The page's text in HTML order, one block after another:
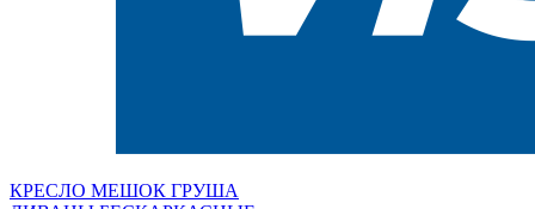
КРЕСЛО МЕШОК ГРУША